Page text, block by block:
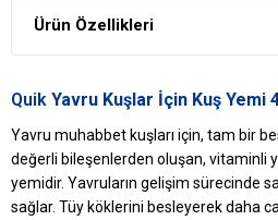
Ürün Özellikleri
Quik Yavru Kuşlar İçin Kuş Yemi
Yavru muhabbet kuşları için, tam bir
değerli bileşenlerden oluşan, vitaminli
yemidir. Yavruların gelişim sürecinde
sağlar. Tüy köklerini besleyerek daha